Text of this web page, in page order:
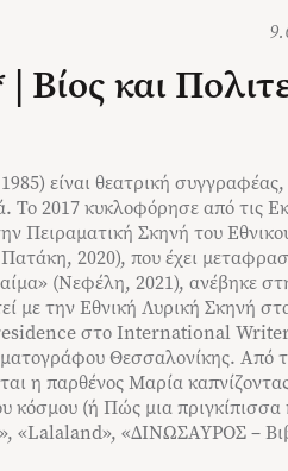
και
είναι θεατρική
Το 2017 κυκλοφόρησε από τις
Πειραµατική Σκηνή του
2020), που έχει
(Νεφέλη, 2021), ανέβηκε
µε την Εθνική Λυρική Σκηνή
στο International
Θεσσαλονίκης. Από
η παρθένος Μαρία
κόσμου (ή Πώς μια
«Lalaland», «ΔΙΝΩΣΑΥΡΟΣ –